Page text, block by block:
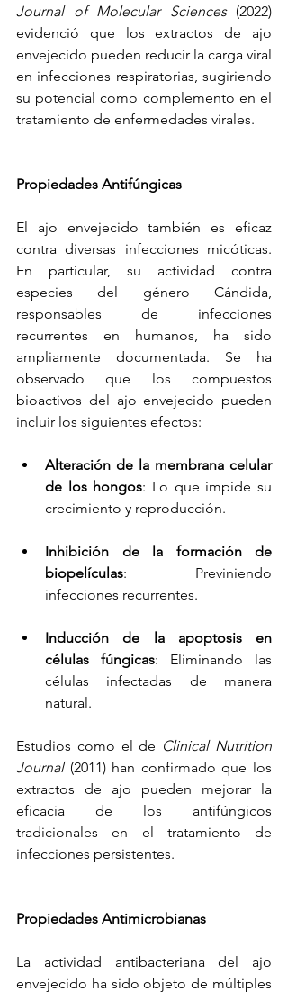
Journal of Molecular Sciences (2022)
evidenció que los extractos de ajo
envejecido pueden reducir la carga viral
en infecciones respiratorias, sugiriendo
su potencial como complemento en el
tratamiento de enfermedades virales.
Propiedades Antifúngicas
El ajo envejecido también es eficaz
contra diversas infecciones micóticas.
En particular, su actividad contra
especies del género Cándida,
responsables de infecciones
recurrentes en humanos, ha sido
ampliamente documentada. Se ha
observado que los compuestos
bioactivos del ajo envejecido pueden
incluir los siguientes efectos:
Alteración de la membrana celular
de los hongos: Lo que impide su
crecimiento y reproducción.
Inhibición de la formación de
biopelículas: Previniendo
infecciones recurrentes.
Inducción de la apoptosis en
células fúngicas: Eliminando las
células infectadas de manera
natural.
Estudios como el de Clinical Nutrition
Journal (2011) han confirmado que los
extractos de ajo pueden mejorar la
eficacia de los antifúngicos
tradicionales en el tratamiento de
infecciones persistentes.
Propiedades Antimicrobianas
La actividad antibacteriana del ajo
envejecido ha sido objeto de múltiples